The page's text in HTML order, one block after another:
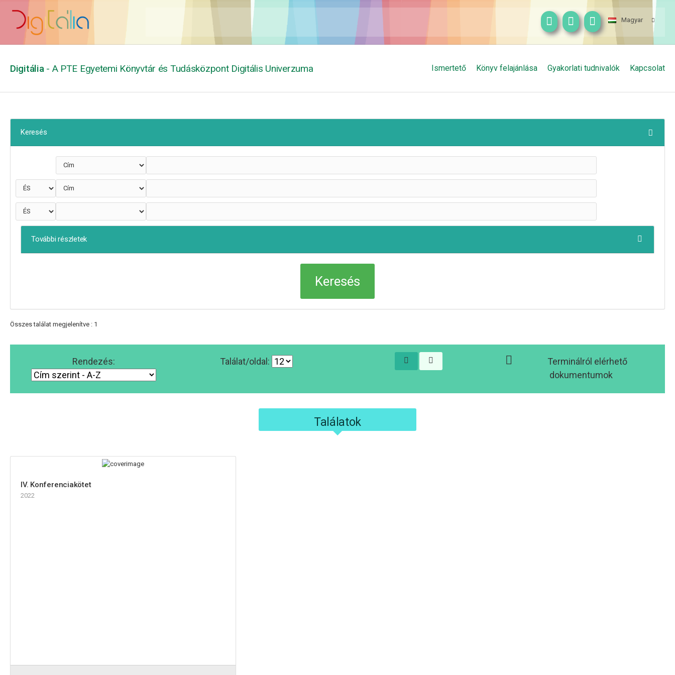
Magyar
Digitália - A PTE Egyetemi Könyvtár és Tudásközpont Digitális Univerzuma Ismertető Könyv felajánlása Gyakorlati tudnivalók Kapcsolat
Keresés
További részletek
Összes találat megjelenítve : 1
Rendezés: Találat/oldal:
Terminálról elérhető
dokumentumok
Találatok
IV. Konferenciakötet
2022